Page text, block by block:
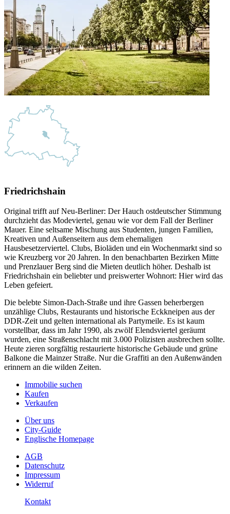
Friedrichshain
Original trifft auf Neu-Berliner: Der Hauch ostdeutscher Stimmung
durchzieht das Modeviertel, genau wie vor dem Fall der Berliner
Mauer. Eine seltsame Mischung aus Studenten, jungen Familien,
Kreativen und Außenseitern aus dem ehemaligen
Hausbesetzerviertel. Clubs, Bioläden und ein Wochenmarkt sind so
wie Kreuzberg vor 20 Jahren. In den benachbarten Bezirken Mitte
und Prenzlauer Berg sind die Mieten deutlich höher. Deshalb ist
Friedrichshain ein beliebter und preiswerter Wohnort: Hier wird das
Leben gefeiert.
Die belebte Simon-Dach-Straße und ihre Gassen beherbergen
unzählige Clubs, Restaurants und historische Eckkneipen aus der
DDR-Zeit und gelten international als Partymeile. Es ist kaum
vorstellbar, dass im Jahr 1990, als zwölf Elendsviertel geräumt
wurden, eine Straßenschlacht mit 3.000 Polizisten ausbrechen sollte.
Heute zieren sorgfältig restaurierte historische Gebäude und grüne
Balkone die Mainzer Straße. Nur die Graffiti an den Außenwänden
erinnern an die wilden Zeiten.
Immobilie suchen
Kaufen
Verkaufen
Über uns
City-Guide
Englische Homepage
AGB
Datenschutz
Impressum
Widerruf
Kontakt